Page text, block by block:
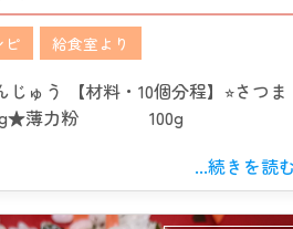
ピ 給食室より
じゅう 【材料・10個分程】⭐︎さつま
薄力粉 100g
...続きを読